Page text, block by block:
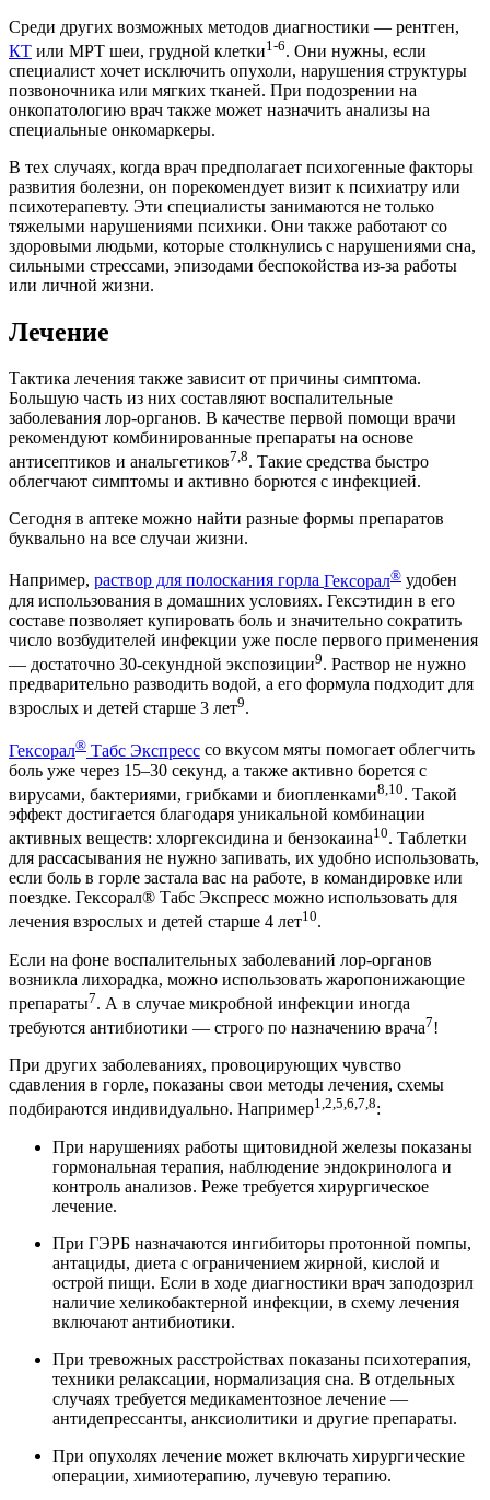
Среди других возможных методов диагностики — рентген,
КТ или МРТ шеи, грудной клетки1-6. Они нужны, если
специалист хочет исключить опухоли, нарушения структуры
позвоночника или мягких тканей. При подозрении на
онкопатологию врач также может назначить анализы на
специальные онкомаркеры.
В тех случаях, когда врач предполагает психогенные факторы
развития болезни, он порекомендует визит к психиатру или
психотерапевту. Эти специалисты занимаются не только
тяжелыми нарушениями психики. Они также работают со
здоровыми людьми, которые столкнулись с нарушениями сна,
сильными стрессами, эпизодами беспокойства из-за работы
или личной жизни.
Лечение
Тактика лечения также зависит от причины симптома.
Большую часть из них составляют воспалительные
заболевания лор-органов. В качестве первой помощи врачи
рекомендуют комбинированные препараты на основе
антисептиков и анальгетиков7,8. Такие средства быстро
облегчают симптомы и активно борются с инфекцией.
Сегодня в аптеке можно найти разные формы препаратов
буквально на все случаи жизни.
Например, раствор для полоскания горла Гексорал® удобен
для использования в домашних условиях. Гексэтидин в его
составе позволяет купировать боль и значительно сократить
число возбудителей инфекции уже после первого применения
— достаточно 30-секундной экспозиции9. Раствор не нужно
предварительно разводить водой, а его формула подходит для
взрослых и детей старше 3 лет9.
Гексорал® Табс Экспресс со вкусом мяты помогает облегчить
боль уже через 15–30 секунд, а также активно борется с
вирусами, бактериями, грибками и биопленками8,10. Такой
эффект достигается благодаря уникальной комбинации
активных веществ: хлоргексидина и бензокаина10. Таблетки
для рассасывания не нужно запивать, их удобно использовать,
если боль в горле застала вас на работе, в командировке или
поездке. Гексорал® Табс Экспресс можно использовать для
лечения взрослых и детей старше 4 лет10.
Если на фоне воспалительных заболеваний лор-органов
возникла лихорадка, можно использовать жаропонижающие
препараты7. А в случае микробной инфекции иногда
требуются антибиотики — строго по назначению врача7!
При других заболеваниях, провоцирующих чувство
сдавления в горле, показаны свои методы лечения, схемы
подбираются индивидуально. Например1,2,5,6,7,8:
При нарушениях работы щитовидной железы показаны
гормональная терапия, наблюдение эндокринолога и
контроль анализов. Реже требуется хирургическое
лечение.
При ГЭРБ назначаются ингибиторы протонной помпы,
антациды, диета с ограничением жирной, кислой и
острой пищи. Если в ходе диагностики врач заподозрил
наличие хеликобактерной инфекции, в схему лечения
включают антибиотики.
При тревожных расстройствах показаны психотерапия,
техники релаксации, нормализация сна. В отдельных
случаях требуется медикаментозное лечение —
антидепрессанты, анксиолитики и другие препараты.
При опухолях лечение может включать хирургические
операции, химиотерапию, лучевую терапию.